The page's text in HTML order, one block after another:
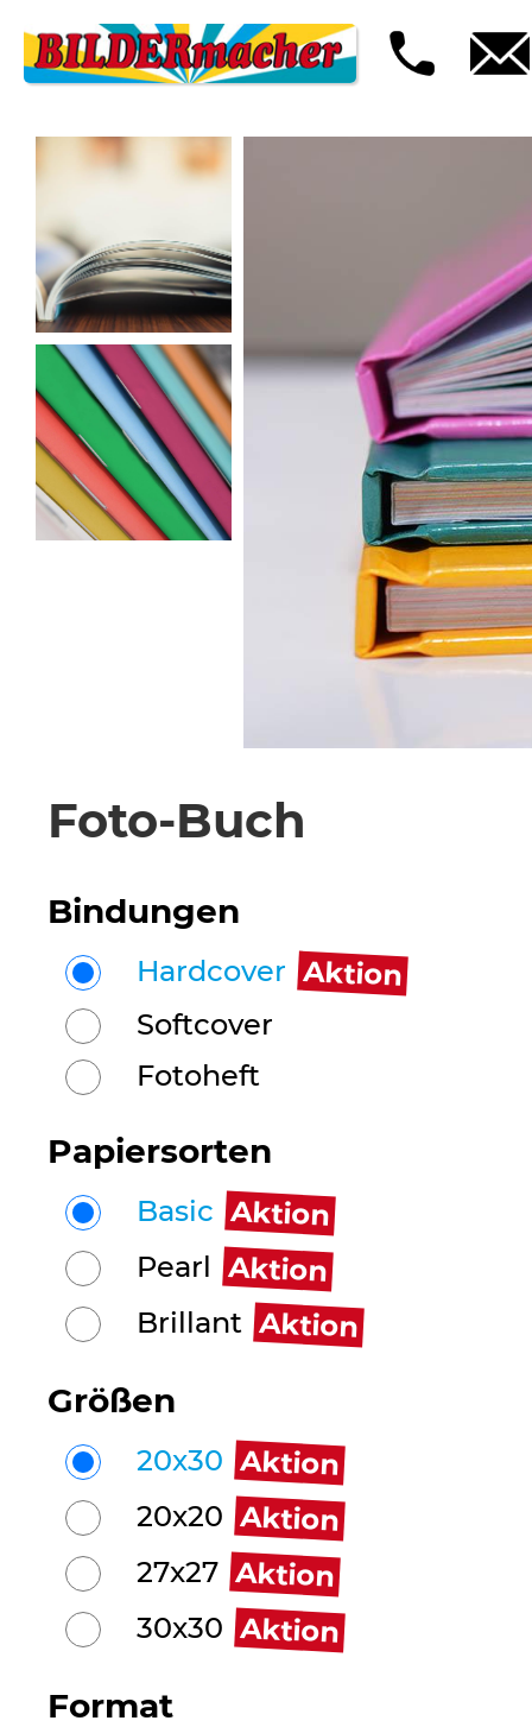
Foto-Buch
Bindungen
Hardcover Aktion
Softcover
Fotoheft
Papiersorten
Basic Aktion
Pearl Aktion
Brillant Aktion
Größen
20x30 Aktion
20x20 Aktion
27x27 Aktion
30x30 Aktion
Format